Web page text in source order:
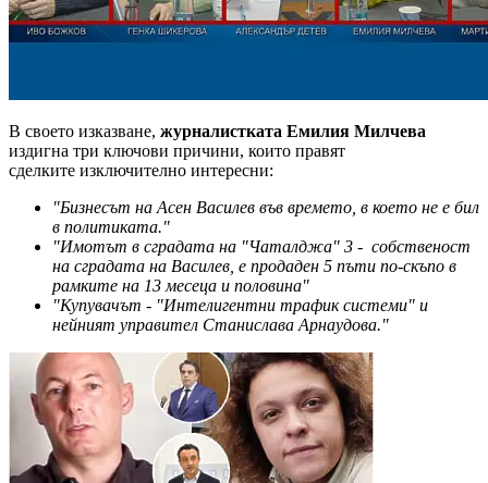
В своето изказване, журналистката Емилия Милчева
издигна три ключови причини, които правят
сделките изключително интересни:
"Бизнесът на Асен Василев във времето, в което не е бил
в политиката."
"Имотът в сградата на "Чаталджа" 3 - собственост
на сградата на Василев, е продаден 5 пъти по-скъпо в
рамките на 13 месеца и половина"
"Купувачът - "Интелигентни трафик системи" и
нейният управител Станислава Арнаудова."